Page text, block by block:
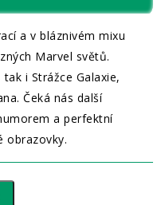
a v bláznivém mixu
Marvel světů.
i Strážce Galaxie,
Čeká nás další
a perfektní
obrazovky.